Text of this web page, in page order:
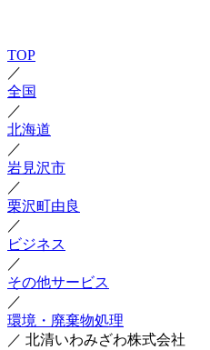
TOP
／
全国
／
北海道
／
岩見沢市
／
栗沢町由良
／
ビジネス
／
その他サービス
／
環境・廃棄物処理
／ 北清いわみざわ株式会社